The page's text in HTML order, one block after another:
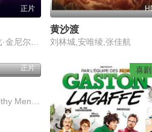
正片
黄沙渡
刘林城,安唯绫,张佳航
正片 喜